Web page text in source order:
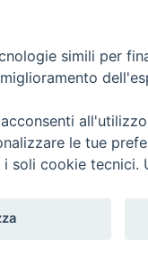
CURIA VESCOVILE
Copyright © 2018
0742 350473 fax 0742
simili per
le tue
i soli cookie